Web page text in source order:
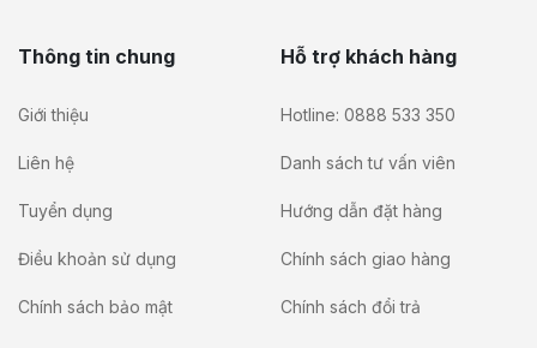
Thông tin chung
Giới thiệu
Liên hệ
Tuyển dụng
Điều khoản sử dụng
Chính sách bảo mật
Hỗ trợ khách hàng
Hotline: 0888 533 350
Danh sách tư vấn viên
Hướng dẫn đặt hàng
Chính sách giao hàng
Chính sách đổi trả